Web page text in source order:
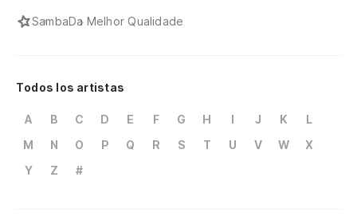
SambaDa Melhor Qualidade
Todos los artistas
A B C D E F G H I J K
L
M
N O P Q R S T U V W
X
Y
Z #